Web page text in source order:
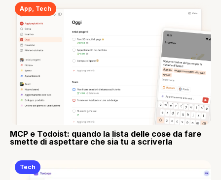
App, Tech
MCP e Todoist: quando la lista delle cose da fare
smette di aspettare che sia tu a scriverla
Tech